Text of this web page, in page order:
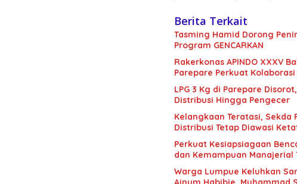
Berita Terkait
Tasming Hamid Dorong
Program GENCARKAN
Rakerkonas APINDO XXXV
Parepare Perkuat
LPG 3 Kg di Parepare
Distribusi Hingga Pengecer
Kelangkaan Teratasi, Sekda
Distribusi Tetap Diawasi
Perkuat Kesiapsiagaan
dan Kemampuan Manajerial
Warga Lumpue Keluhkan